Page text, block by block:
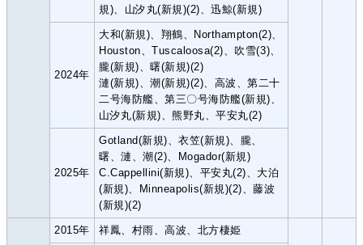
規)、山汐丸(新規)(2)、迅鯨(新規)
2024年
大和(新規)、翔鶴、Northampton(2)、
Houston、Tuscaloosa(2)、吹雪(3)、
朧(新規)、曙(新規)(2)
漣(新規)、潮(新規)(2)、高波、第二十
二号海防艦、第三〇号海防艦(新規)、
山汐丸(新規)、熊野丸、平安丸(2)
2025年
Gotland(新規)、衣笠(新規)、朧、
曙、漣、潮(2)、Mogador(新規)
C.Cappellini(新規)、平安丸(2)、大泊
(新規)、Minneapolis(新規)(2)、藤波
(新規)(2)
2015年 祥鳳、村雨、高波、北方棲姫